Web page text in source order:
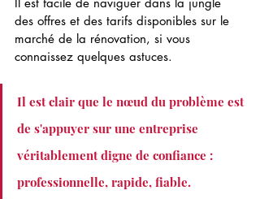
des offres et des tarifs disponibles sur le
marché de la rénovation, si vous
connaissez quelques astuces.
Il est clair que le nœud du problème est
de s'appuyer sur une entreprise
véritablement digne de confiance :
professionnelle, rapide, fiable.